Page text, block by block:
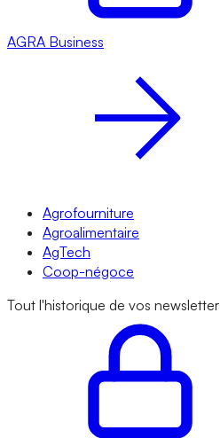
AGRA Business
Agrofourniture
Agroalimentaire
AgTech
Coop-négoce
Tout l'historique de vos